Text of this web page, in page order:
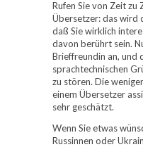
Rufen Sie von Zeit zu
Übersetzer: das wird
daß Sie wirklich
davon berührt sein.
Brieffreundin an, und
sprachtechnischen
zu stören. Die
einem Übersetzer
sehr geschätzt.
Wenn Sie etwas
Russinnen oder